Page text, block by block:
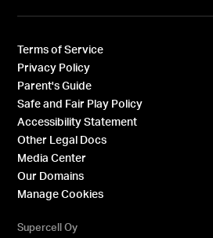
Terms of Service
Privacy Policy
Parent's Guide
Safe and Fair Play Policy
Accessibility Statement
Other Legal Docs
Media Center
Our Domains
Manage Cookies
Supercell Oy